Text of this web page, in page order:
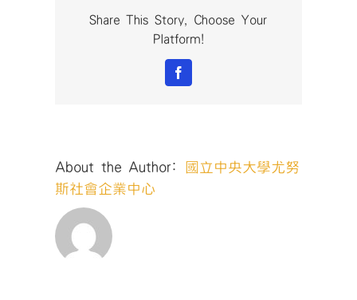
暨
Share This Story, Choose Your
Platform!
Facebook
About the Author:
國立中央大學尤努
斯社會企業中心